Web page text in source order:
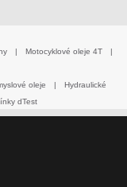
| Motocyklové oleje 4T
|
oleje |
Hydraulické
dTest